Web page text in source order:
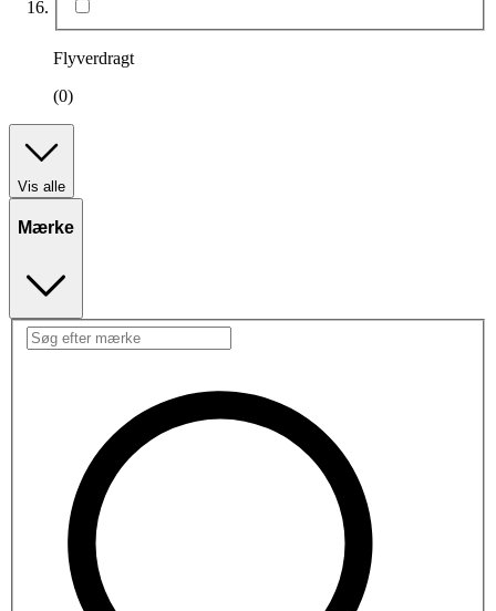
Flyverdragt
(0)
Vis alle
Mærke